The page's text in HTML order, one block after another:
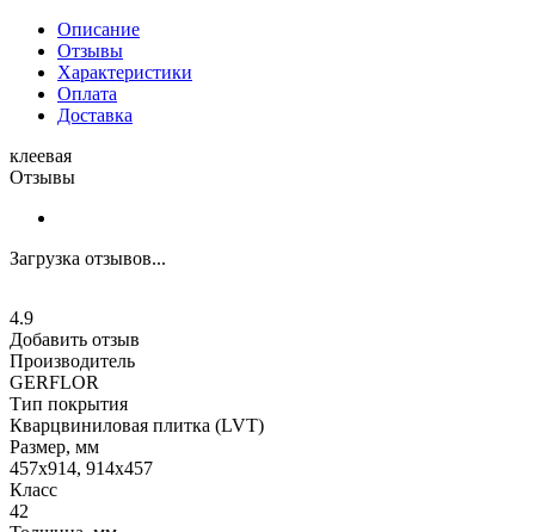
Описание
Отзывы
Характеристики
Оплата
Доставка
клеевая
Отзывы
Загрузка отзывов...
4.9
Добавить отзыв
Производитель
GERFLOR
Тип покрытия
Кварцвиниловая плитка (LVT)
Размер, мм
457x914, 914x457
Класс
42